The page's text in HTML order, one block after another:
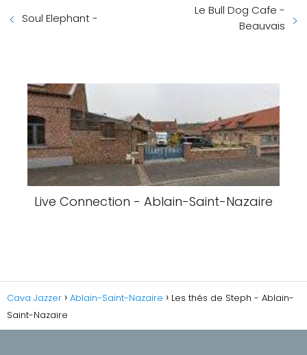
Soul Elephant -
Le Bull Dog Cafe -
Beauvais
Live Connection - Ablain-Saint-Nazaire
Cava Jazzer Ablain-Saint-Nazaire
Les thés de Steph - Ablain-
Saint-Nazaire